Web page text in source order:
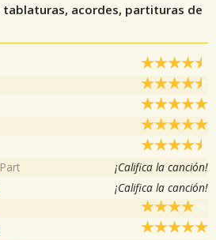
tablaturas, acordes, partituras de
Part ¡Califica la canción!
¡Califica la canción!